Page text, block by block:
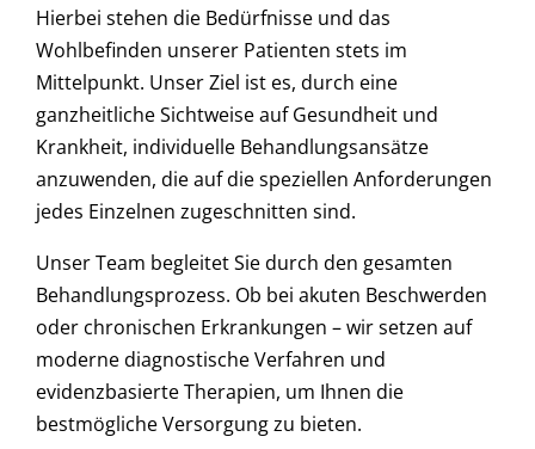
Hierbei stehen die Bedürfnisse und das
Wohlbefinden unserer Patienten stets im
Mittelpunkt. Unser Ziel ist es, durch eine
ganzheitliche Sichtweise auf Gesundheit und
Krankheit, individuelle Behandlungsansätze
anzuwenden, die auf die speziellen Anforderungen
jedes Einzelnen zugeschnitten sind.
Unser Team begleitet Sie durch den gesamten
Behandlungsprozess. Ob bei akuten Beschwerden
oder chronischen Erkrankungen – wir setzen auf
moderne diagnostische Verfahren und
evidenzbasierte Therapien, um Ihnen die
bestmögliche Versorgung zu bieten.